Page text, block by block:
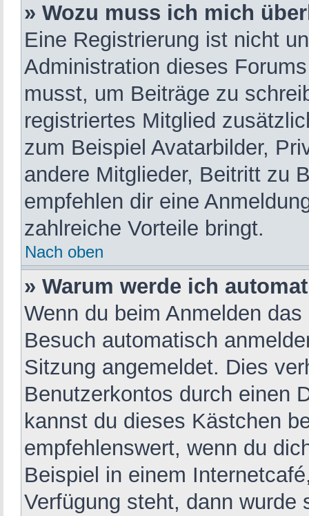
» Wozu muss ich mich
Eine Registrierung ist nicht
Administration dieses
musst, um Beiträge zu
registriertes Mitglied
zum Beispiel Avatarbilder,
andere Mitglieder, Beitritt zu
empfehlen dir eine
zahlreiche Vorteile bringt.
Nach oben
» Warum werde ich
Wenn du beim Anmelden
Besuch automatisch
Sitzung angemeldet. Dies
Benutzerkontos durch einen
kannst du dieses Kästchen
empfehlenswert, wenn du
Beispiel in einem
Verfügung steht, dann